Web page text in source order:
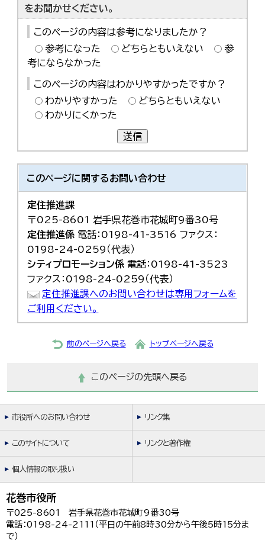
をお聞かせください。
このページの内容は参考になりましたか？
参考になった
どちらともいえない
参
考にならなかった
このページの内容はわかりやすかったですか？
わかりやすかった
どちらともいえない
わかりにくかった
送信
このページに関するお問い合わせ
定住推進課
〒025-8601 岩手県花巻市花城町9番30号
定住推進係 電話：0198-41-3516 ファクス：
0198-24-0259（代表）
シティプロモーション係 電話：0198-41-3523
ファクス：0198-24-0259（代表）
定住推進課へのお問い合わせは専用フォームを
ご利用ください。
前のページへ戻る トップページへ戻る
このページの先頭へ戻る
市役所へのお問い合わせ リンク集
このサイトについて リンクと著作権
個人情報の取り扱い
花巻市役所
〒025-8601 岩手県花巻市花城町9番30号
電話：0198-24-2111（平日の午前8時30分から午後5時15分ま
で）